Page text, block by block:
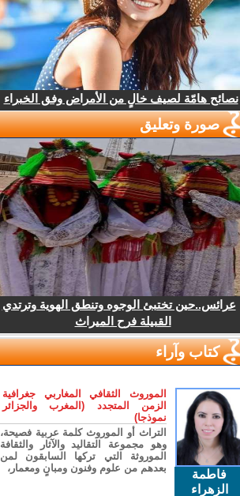
نصائح هامّة لصيف خالٍ من الأمراض وفق الخبراء
صورة وتعليق
عرائس..حين تختبئ الوجوه وتنطق الهوية وترتدي
القبيلة فرح الميراث
كتاب وآراء
فاطمة
الزهراء
الموروث الثقافي المغاربي جغرافية
الزمن المتجدد (المغرب والجزائر
نموذجا)
التراث أو الموروث كلمة عربية فصيحة،
وهو مجموعة التقاليد والآثار والثقافة
الموروثة التي تركها السابقون لمن
بعدهم من علوم وفنون ومبانٍ ومعمار،